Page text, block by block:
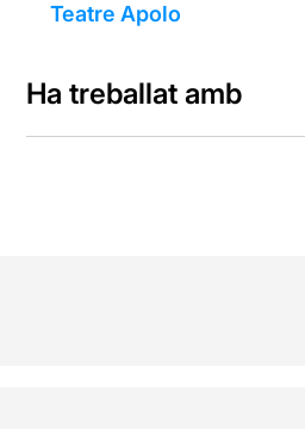
Teatre Apolo
Ha treballat amb